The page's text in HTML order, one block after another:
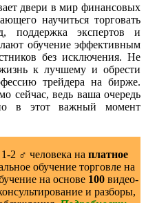
двери в мир финансовых
научиться торговать
поддержка экспертов и
обучение эффективным
без исключения. Не
к лучшему и обрести
трейдера на бирже.
сейчас, ведь ваша очередь
в этот важный момент
2 ‍♂️ человека на платное
обучение торговле на
на основе 100видео-
и разборы,